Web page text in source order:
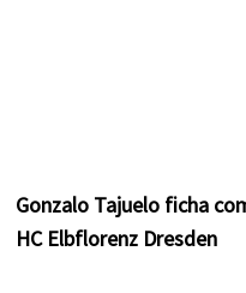
Gonzalo Tajuelo ficha
HC Elbflorenz Dresden